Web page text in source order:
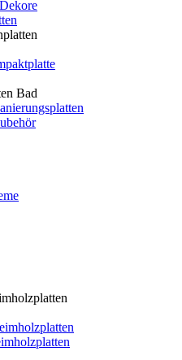
Bad